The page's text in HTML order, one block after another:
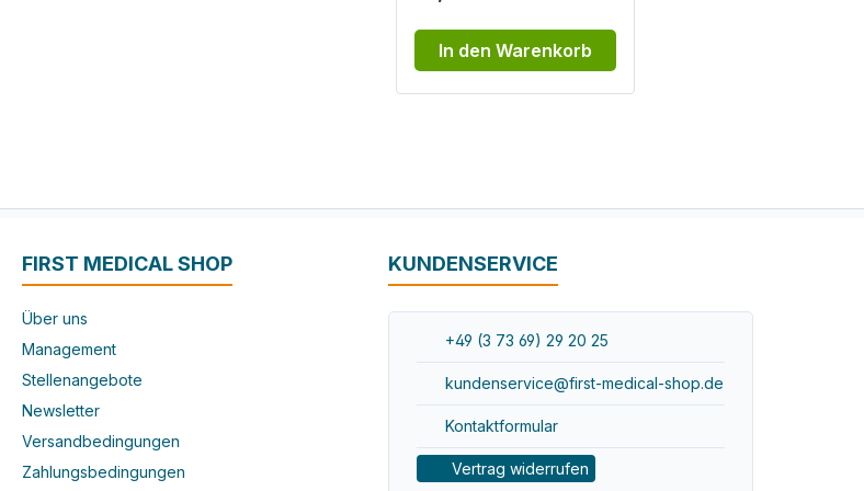
In den Warenkorb
FIRST MEDICAL SHOP
Über uns
Management
Stellenangebote
Newsletter
Versandbedingungen
Zahlungsbedingungen
KUNDENSERVICE
+49 (3 73 69) 29 20 25
kundenservice@first-medical-shop.de
Kontaktformular
Vertrag widerrufen